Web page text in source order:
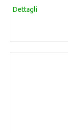
Dettagli